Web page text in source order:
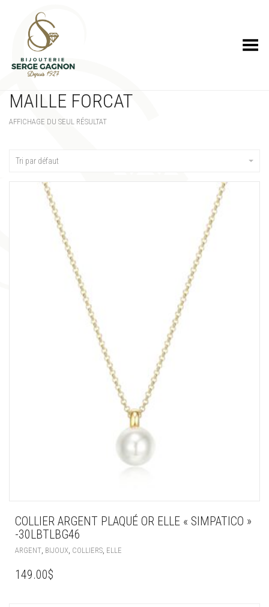
Toggle Menu
MAILLE FORCAT
AFFICHAGE DU SEUL RÉSULTAT
Tri par défaut
COLLIER ARGENT PLAQUÉ OR ELLE « SIMPATICO »
-30LBTLBG46
ARGENT BIJOUX COLLIERS ELLE
149.00$